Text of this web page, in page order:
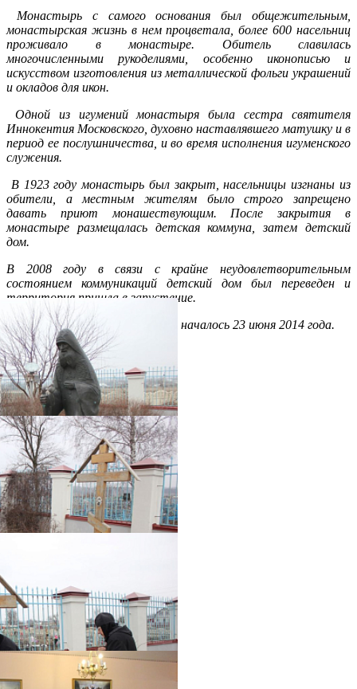
Монастырь с самого основания был общежительным,
монастырская жизнь в нем процветала, более 600 насельниц
проживало в монастыре. Обитель славилась
многочисленными рукоделиями, особенно иконописью и
искусством изготовления из металлической фольги украшений
и окладов для икон.
Одной из игумений монастыря была сестра святителя
Иннокентия Московского, духовно наставлявшего матушку и в
период ее послушничества, и во время исполнения игуменского
служения.
В 1923 году монастырь был закрыт, насельницы изгнаны из
обители, а местным жителям было строго запрещено
давать приют монашествующим. После закрытия в
монастыре размещалась детская коммуна, затем детский
дом.
В 2008 году в связи с крайне неудовлетворительным
состоянием коммуникаций детский дом был переведен и
территория пришла в запустение.
Возрождение жизни в обители началось 23 июня 2014 года.
Распечатать
Фото